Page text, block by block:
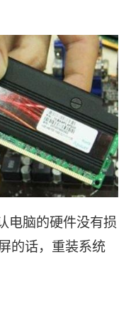
电脑的硬件没有损
的话，重装系统